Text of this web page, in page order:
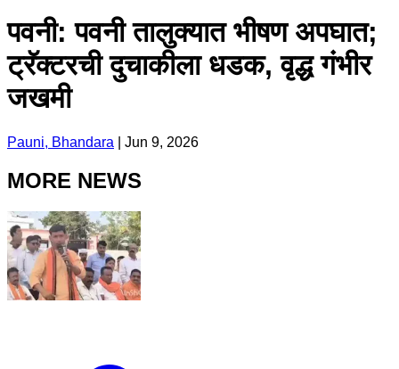
पवनी: पवनी तालुक्यात भीषण अपघात;
ट्रॅक्टरची दुचाकीला धडक, वृद्ध गंभीर
जखमी
Pauni, Bhandara Jun 9, 2026
MORE NEWS